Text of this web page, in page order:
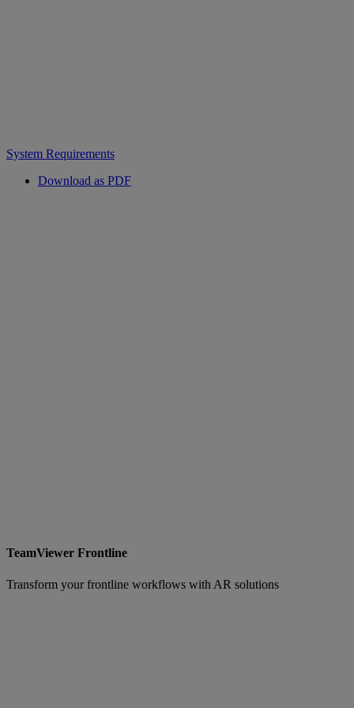
System Requirements
Download as PDF
TeamViewer Frontline
Transform your frontline workflows with AR solutions